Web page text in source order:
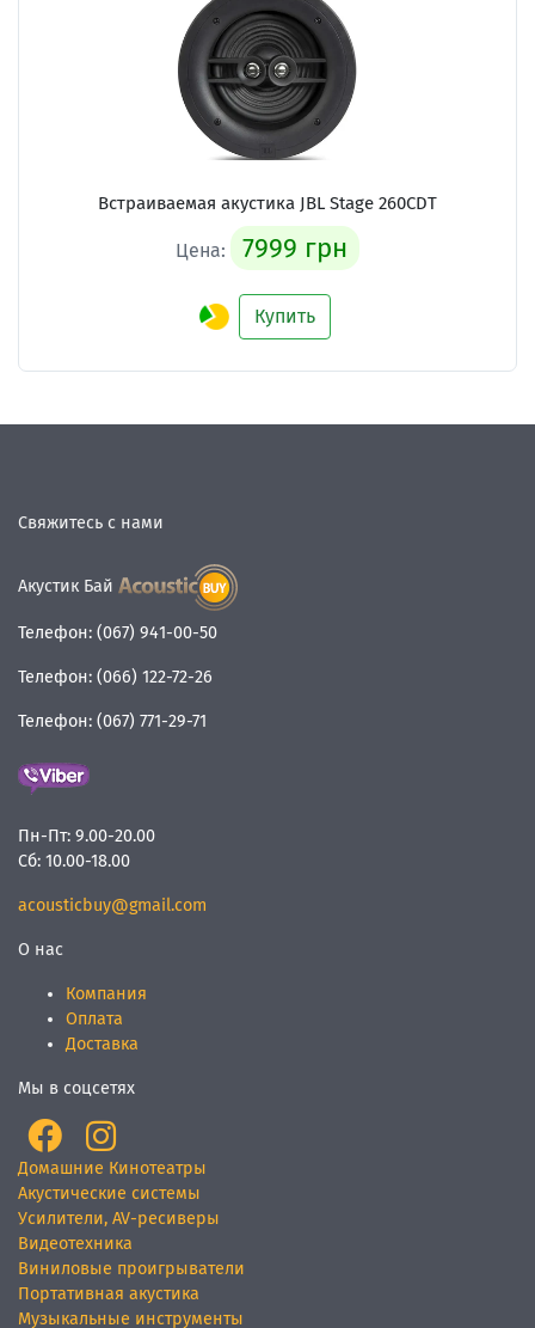
Встраиваемая акустика JBL Stage 260CDT
Цена: 7999 грн
Купить
Свяжитесь с нами
Акустик Бай
Телефон: (067) 941-00-50
Телефон: (066) 122-72-26
Телефон: (067) 771-29-71
Пн-Пт: 9.00-20.00
Сб: 10.00-18.00
acousticbuy@gmail.com
О нас
Компания
Оплата
Доставка
Мы в соцсетях
Домашние Кинотеатры
Акустические системы
Усилители, AV-ресиверы
Видеотехника
Виниловые проигрыватели
Портативная акустика
Музыкальные инструменты